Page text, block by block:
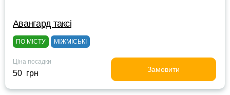
Авангард таксі
ПО МІСТУ МІЖМІСЬКІ
Ціна посадки
50 грн Замовити